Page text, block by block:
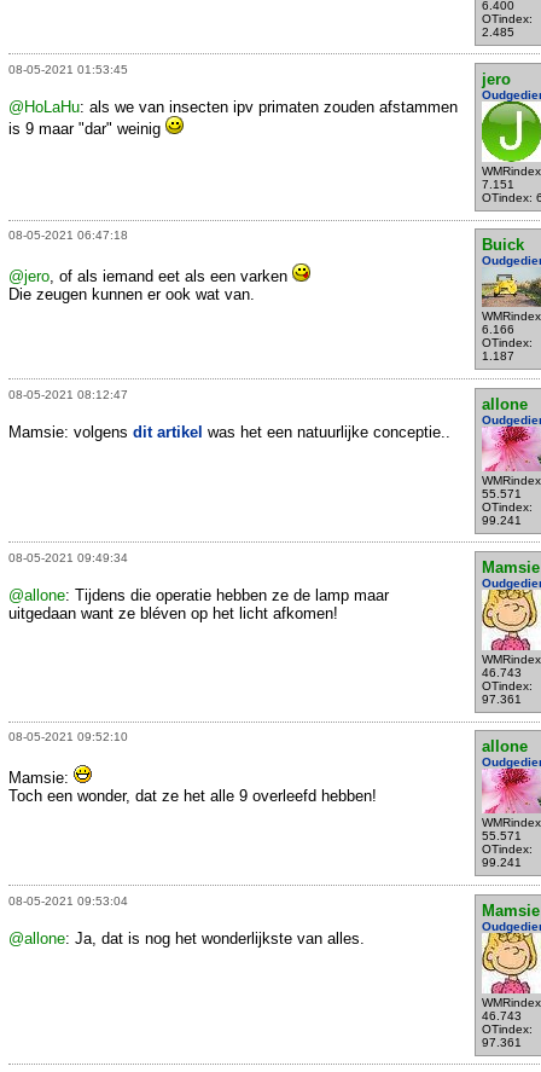
6.400
OTindex:
2.485
08-05-2021 01:53:45
jero
7.151
OTindex:
@HoLaHu: als we van insecten ipv primaten zouden afstammen
is 9 maar "dar" weinig
08-05-2021 06:47:18
Buick
6.166
OTindex:
1.187
@jero, of als iemand eet als een varken
Die zeugen kunnen er ook wat van.
08-05-2021 08:12:47
allone
55.571
OTindex:
99.241
Mamsie: volgens dit artikel was het een natuurlijke conceptie..
08-05-2021 09:49:34
Mamsie
46.743
OTindex:
97.361
@allone: Tijdens die operatie hebben ze de lamp maar
uitgedaan want ze bléven op het licht afkomen!
08-05-2021 09:52:10
allone
55.571
OTindex:
99.241
Mamsie:
Toch een wonder, dat ze het alle 9 overleefd hebben!
08-05-2021 09:53:04
Mamsie
46.743
OTindex:
97.361
@allone: Ja, dat is nog het wonderlijkste van alles.